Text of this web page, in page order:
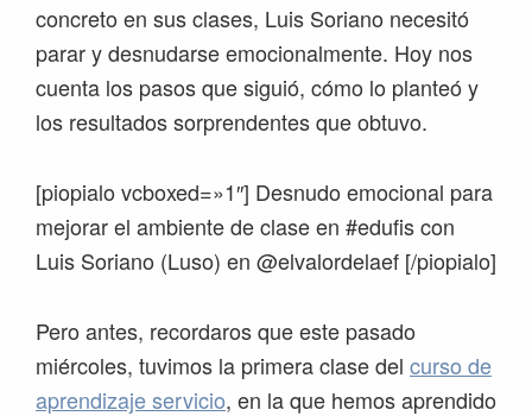
concreto en sus clases, Luis Soriano necesitó
parar y desnudarse emocionalmente. Hoy nos
cuenta los pasos que siguió, cómo lo planteó y
los resultados sorprendentes que obtuvo.
[piopialo vcboxed=»1″] Desnudo emocional para
mejorar el ambiente de clase en #edufis con
Luis Soriano (Luso) en @elvalordelaef [/piopialo]
Pero antes, recordaros que este pasado
miércoles, tuvimos la primera clase del curso de
aprendizaje servicio, en la que hemos aprendido